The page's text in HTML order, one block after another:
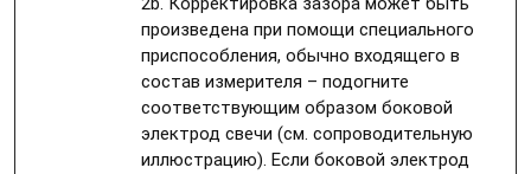
произведена при помощи специального
приспособления, обычно входящего в
состав измерителя – подогните
соответствующим образом боковой
электрод свечи (см. сопроводительную
иллюстрацию). Если боковой электрод